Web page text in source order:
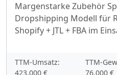
Margenstarke Zubehör
Dropshipping Modell für
Shopify + JTL + FBA im
TTM-Umsatz:
423.000 €
TTM-
76.000 €